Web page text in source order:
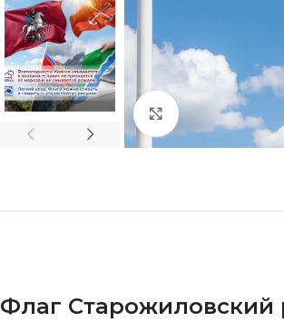
Нажмите, чтобы
Флаг Старожиловский